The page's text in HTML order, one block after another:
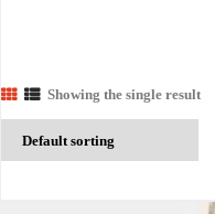
Showing the single result